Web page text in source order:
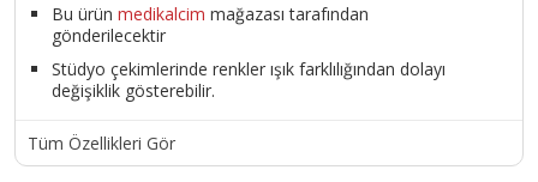
Bu ürün medikalcim mağazası tarafından
gönderilecektir
Stüdyo çekimlerinde renkler ışık farklılığından dolayı
değişiklik gösterebilir.
Tüm Özellikleri Gör